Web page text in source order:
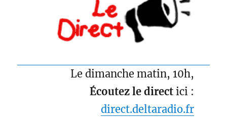
Le dimanche matin, 10h,
Écoutez le direct ici :
direct.deltaradio.fr